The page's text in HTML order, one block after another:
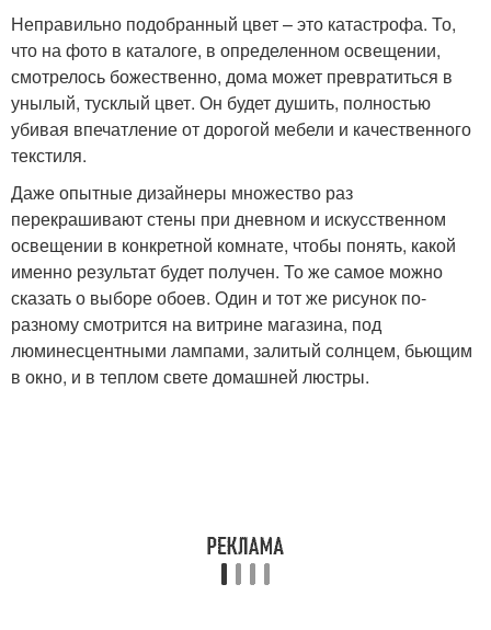
Неправильно подобранный цвет – это катастрофа. То,
что на фото в каталоге, в определенном освещении,
смотрелось божественно, дома может превратиться в
унылый, тусклый цвет. Он будет душить, полностью
убивая впечатление от дорогой мебели и качественного
текстиля.
Даже опытные дизайнеры множество раз
перекрашивают стены при дневном и искусственном
освещении в конкретной комнате, чтобы понять, какой
именно результат будет получен. То же самое можно
сказать о выборе обоев. Один и тот же рисунок по-
разному смотрится на витрине магазина, под
люминесцентными лампами, залитый солнцем, бьющим
в окно, и в теплом свете домашней люстры.